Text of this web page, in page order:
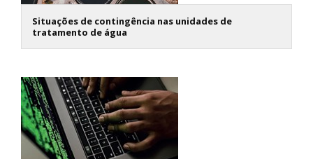
Situações de contingência nas unidades de
tratamento de água